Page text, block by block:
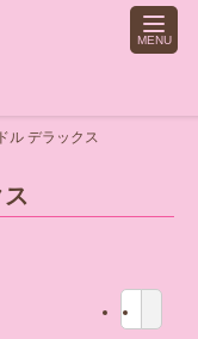
toggle
ル デラックス